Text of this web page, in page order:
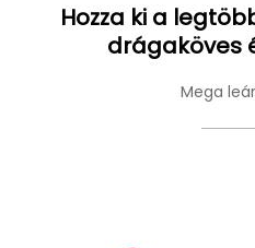
Hozza ki a
drágaköves
Mega